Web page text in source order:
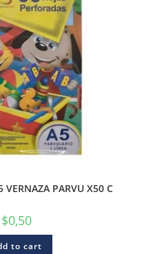
VERNAZA PARVU X50 C
$0,50
to cart